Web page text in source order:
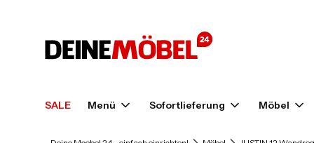
SALE Menü Sofortlieferung Möbel